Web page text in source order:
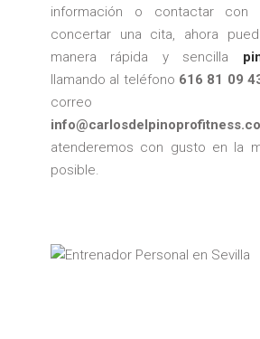
información o contactar con
concertar una cita, ahora
manera rápida y sencilla
llamando al teléfono 616 81 09
correo
atenderemos con gusto en la
posible.